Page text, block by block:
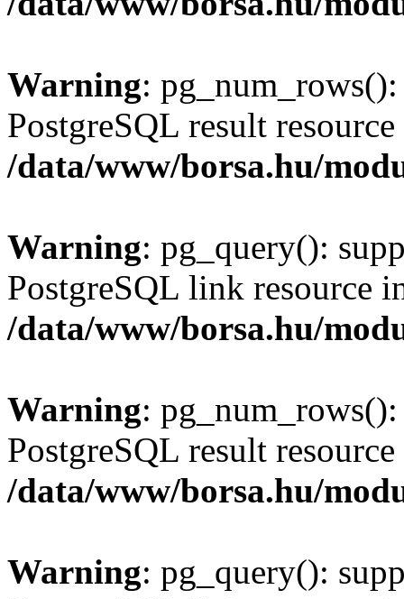
Warning:
PostgreSQL result
/data/www/borsa.hu/
Warning: pg_query():
PostgreSQL link resource
/data/www/borsa.hu/
Warning:
PostgreSQL result
/data/www/borsa.hu/
Warning: pg_query():